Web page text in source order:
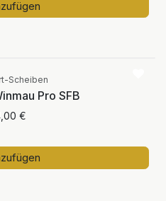
Scheiben
Pro SFB
€